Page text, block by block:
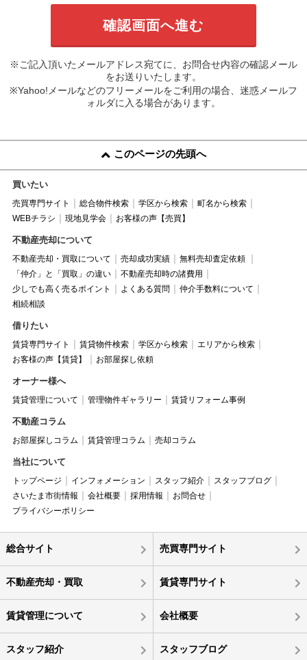
※ご記入頂いたメールアドレス宛てに、お問合せ内容の確認メール
をお送りいたします。
※Yahoo!メールなどのフリーメールをご利用の場合、迷惑メールフ
ォルダに入る場合があります。
このページの先頭へ
買いたい
売買専門サイト 総合物件検索 学区から検索
町名から検索
WEBチラシ
現地見学会 お客様の声【売買】
不動産売却について
不動産売却・買取について 売却成功実績
無料売却査定依頼
「仲介」と「買取」の違い
不動産売却時の諸費用
少しでも高く売るポイント
よくある質問
仲介手数料について
相続相談
借りたい
賃貸専門サイト 賃貸物件検索 学区から検索
エリアから検索
お客様の声【賃貸】
お部屋探し依頼
オーナー様へ
賃貸管理について 管理物件ギャラリー 賃貸リフォーム事例
不動産コラム
お部屋探しコラム 賃貸管理コラム 売却コラム
当社について
トップページ インフォメーション スタッフ紹介
スタッフブログ
さいたま市街情報
会社概要 採用情報
お問合せ
プライバシーポリシー
総合サイト 売買専門サイト
不動産売却・買取 賃貸専門サイト
賃貸管理について 会社概要
スタッフ紹介 スタッフブログ